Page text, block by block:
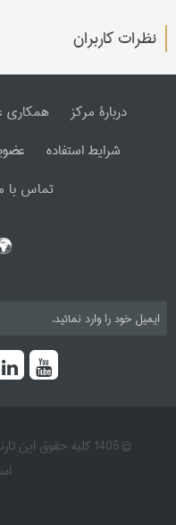
نظرات کاربران
دربارۀ مرکز همکاری
شرایط استفاده
تماس با
© 1405 کلیه حقوق